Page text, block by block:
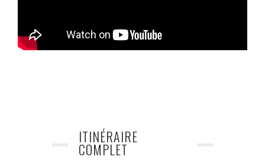
ITINÉRAIRE
COMPLET